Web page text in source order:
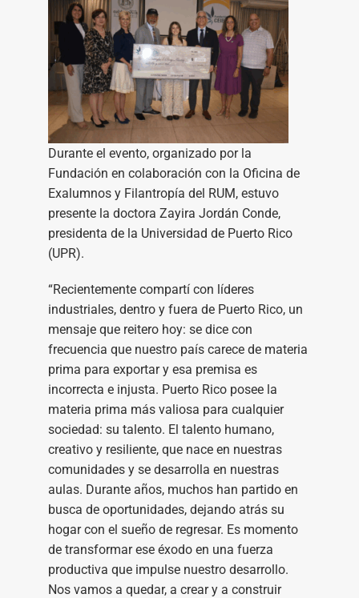
Durante el evento, organizado por la
Fundación en colaboración con la Oficina de
Exalumnos y Filantropía del RUM, estuvo
presente la doctora Zayira Jordán Conde,
presidenta de la Universidad de Puerto Rico
(UPR).
“Recientemente compartí con líderes
industriales, dentro y fuera de Puerto Rico, un
mensaje que reitero hoy: se dice con
frecuencia que nuestro país carece de materia
prima para exportar y esa premisa es
incorrecta e injusta. Puerto Rico posee la
materia prima más valiosa para cualquier
sociedad: su talento. El talento humano,
creativo y resiliente, que nace en nuestras
comunidades y se desarrolla en nuestras
aulas. Durante años, muchos han partido en
busca de oportunidades, dejando atrás su
hogar con el sueño de regresar. Es momento
de transformar ese éxodo en una fuerza
productiva que impulse nuestro desarrollo.
Nos vamos a quedar, a crear y a construir